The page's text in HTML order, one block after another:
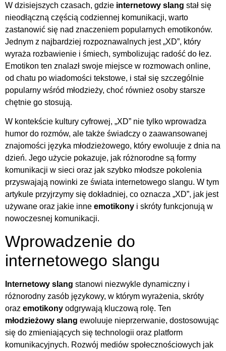
W dzisiejszych czasach, gdzie internetowy slang stał się
nieodłączną częścią codziennej komunikacji, warto
zastanowić się nad znaczeniem popularnych emotikonów.
Jednym z najbardziej rozpoznawalnych jest „XD”, który
wyraża rozbawienie i śmiech, symbolizując radość do łez.
Emotikon ten znalazł swoje miejsce w rozmowach online,
od chatu po wiadomości tekstowe, i stał się szczególnie
popularny wśród młodzieży, choć również osoby starsze
chętnie go stosują.
W kontekście kultury cyfrowej, „XD” nie tylko wprowadza
humor do rozmów, ale także świadczy o zaawansowanej
znajomości języka młodzieżowego, który ewoluuje z dnia na
dzień. Jego użycie pokazuje, jak różnorodne są formy
komunikacji w sieci oraz jak szybko młodsze pokolenia
przyswajają nowinki ze świata internetowego slangu. W tym
artykule przyjrzymy się dokładniej, co oznacza „XD”, jak jest
używane oraz jakie inne emotikony i skróty funkcjonują w
nowoczesnej komunikacji.
Wprowadzenie do
internetowego slangu
Internetowy slang stanowi niezwykle dynamiczny i
różnorodny zasób językowy, w którym wyrażenia, skróty
oraz emotikony odgrywają kluczową rolę. Ten
młodzieżowy slang ewoluuje nieprzerwanie, dostosowując
się do zmieniających się technologii oraz platform
komunikacyjnych. Rozwój mediów społecznościowych jak